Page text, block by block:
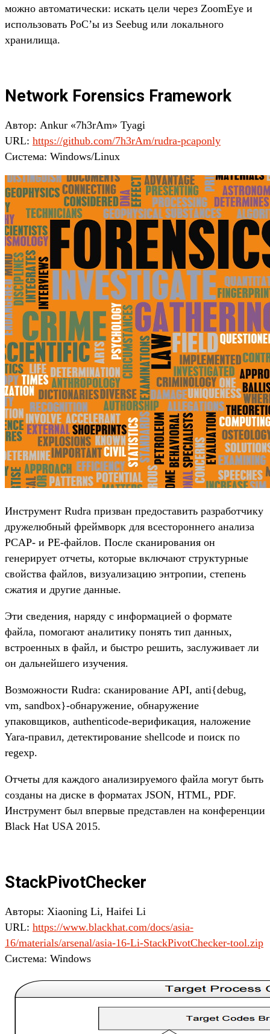
можно автоматически: искать цели через ZoomEye и
использовать PoC’ы из Seebug или локального
хранилища.
Network Forensics Framework
Автор: Ankur «7h3rAm» Tyagi
URL: https://github.com/7h3rAm/rudra-pcaponly
Система: Windows/Linux
Инструмент Rudra призван предоставить разработчику
дружелюбный фреймворк для всестороннего анализа
PCAP- и PE-файлов. После сканирования он
генерирует отчеты, которые включают структурные
свойства файлов, визуализацию энтропии, степень
сжатия и другие данные.
Эти сведения, наряду с информацией о формате
файла, помогают аналитику понять тип данных,
встроенных в файл, и быстро решить, заслуживает ли
он дальнейшего изучения.
Возможности Rudra: сканирование API, anti{debug,
vm, sandbox}-обнаружение, обнаружение
упаковщиков, authenticode-верификация, наложение
Yara-правил, детектирование shellcode и поиск по
regexp.
Отчеты для каждого анализируемого файла могут быть
созданы на диске в форматах JSON, HTML, PDF.
Инструмент был впервые представлен на конференции
Black Hat USA 2015.
StackPivotChecker
Авторы: Xiaoning Li, Haifei Li
URL: https://www.blackhat.com/docs/asia-
16/materials/arsenal/asia-16-Li-StackPivotChecker-tool.zip
Система: Windows